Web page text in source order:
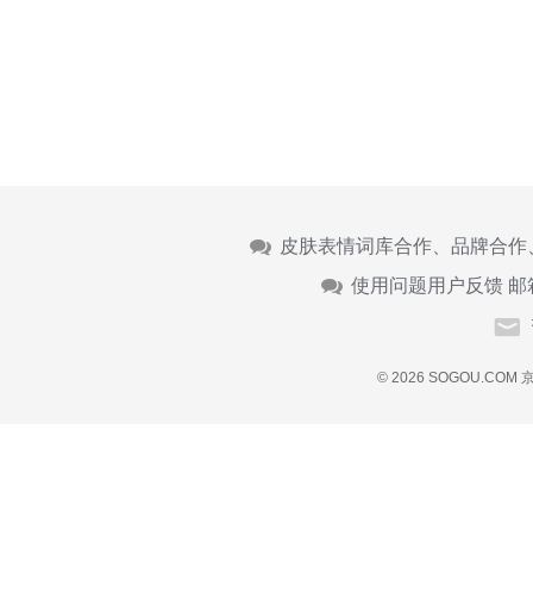
皮肤表情词库合作、品牌合
使用问题用户反馈 邮
© 2026 SOGOU.COM